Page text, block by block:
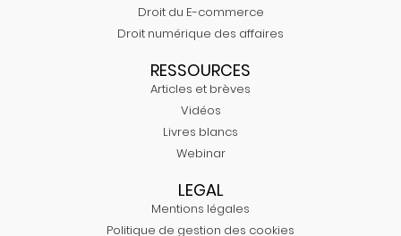
Droit du E-commerce
Droit numérique des affaires
RESSOURCES
Articles et brèves
Vidéos
Livres blancs
Webinar
LEGAL
Mentions légales
Politique de gestion des cookies